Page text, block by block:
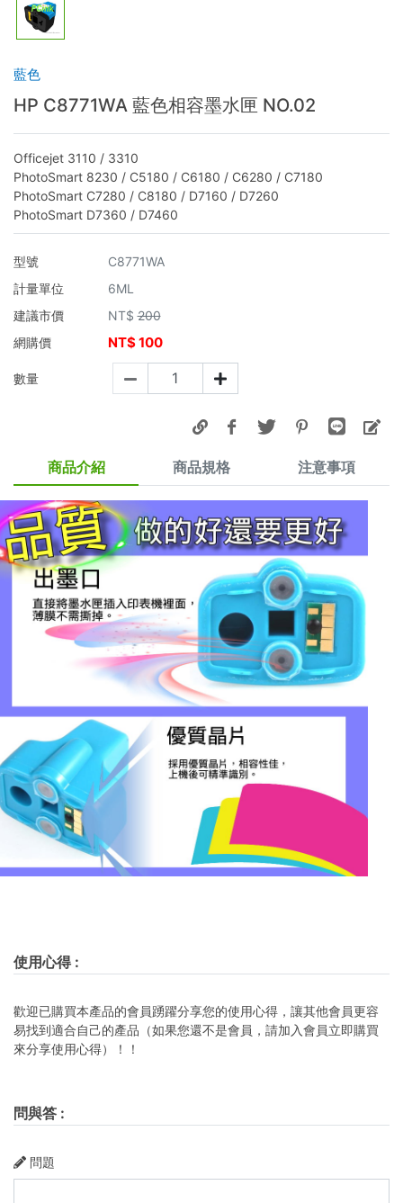
藍色
HP C8771WA 藍色相容墨水匣 NO.02
Officejet 3110 / 3310
PhotoSmart 8230 / C5180 / C6180 / C6280 / C7180
PhotoSmart C7280 / C8180 / D7160 / D7260
PhotoSmart D7360 / D7460
型號
C8771WA
計量單位
6ML
建議市價
NT$ 200
網購價
NT$100
數量
商品介紹 商品規格 注意事項
使用心得:
歡迎已購買本產品的會員踴躍分享您的使用心得，讓其他會員更容
易找到適合自己的產品（如果您還不是會員，請加入會員立即購買
來分享使用心得）！！
問與答 :
問題